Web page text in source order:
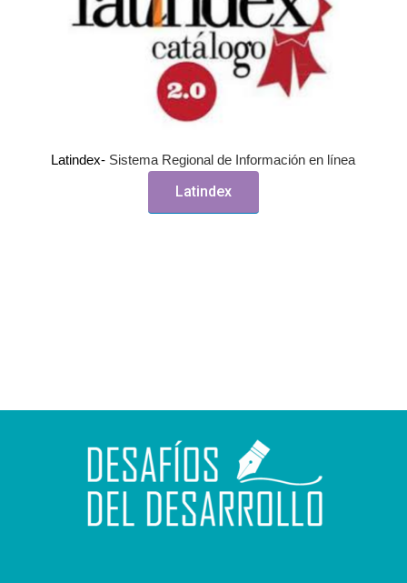
Latindex- Sistema Regional de Informaciónen línea
Latindex